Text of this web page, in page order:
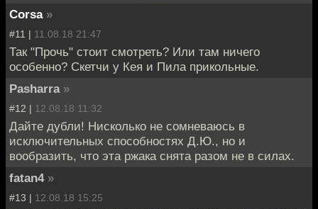
Corsa »
#11 | 11.08.18 21:47
Так "Прочь" стоит смотреть? Или там ничего
особенно? Скетчи у Кея и Пила прикольные.
Pasharra »
#12 | 12.08.18 11:32
Дайте дубли! Нисколько не сомневаюсь в
исключительных способностях Д.Ю., но и
вообразить, что эта ржака снята разом не в силах.
fatan4 »
#13 | 12.08.18 15:25